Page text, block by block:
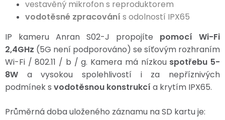
vestavěný mikrofon s reproduktorem
vodotěsné zpracování s odolností IPX65
IP kameru Anran S02-J propojíte pomocí Wi-Fi
2,4GHz (5G není podporováno) se síťovým rozhraním
Wi-Fi / 802.11 / b / g. Kamera má nízkou spotřebu 5-
8W a vysokou spolehlivostí i za nepříznivých
podmínek s vodotěsnou konstrukcí a krytím IPX65.
Průměrná doba uloženého záznamu na SD kartu je: